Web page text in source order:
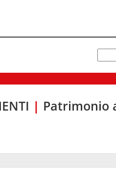
| Patrimonio